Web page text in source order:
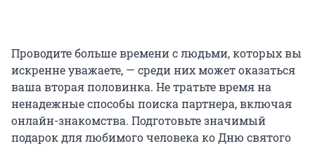
Проводите больше времени с людьми, которых вы
искренне уважаете, — среди них может оказаться
ваша вторая половинка. Не тратьте время на
ненадежные способы поиска партнера, включая
онлайн-знакомства. Подготовьте значимый
подарок для любимого человека ко Дню святого